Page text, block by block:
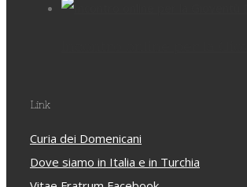
Link
Curia dei Domenicani
Dove siamo in Italia e in Turchia